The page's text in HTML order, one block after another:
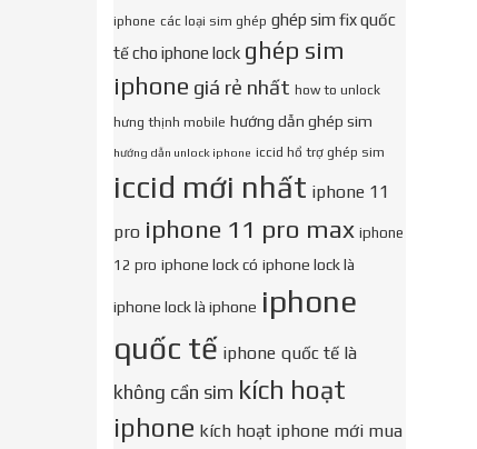
iphone các loại sim ghép ghép sim fix quốc
tế cho iphone lock ghép sim
iphone giá rẻ nhất how to unlock
hưng thịnh mobile hướng dẫn ghép sim
hướng dẫn unlock iphone iccid hổ trợ ghép sim
iccid mới nhất iphone 11
pro iphone 11 pro max iphone
12 pro iphone lock có iphone lock là
iphone lock là iphone iphone
quốc tế iphone quốc tế là
không cần sim kích hoạt
iphone kích hoạt iphone mới mua